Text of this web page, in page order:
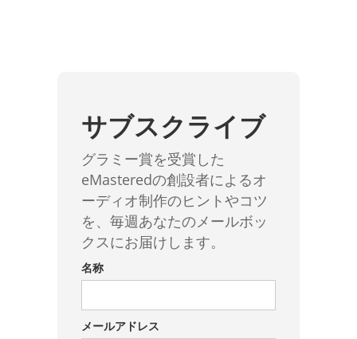
サブスクライブ
グラミー賞を受賞した
eMasteredの創設者によるオ
ーディオ制作のヒントやコツ
を、毎週あなたのメールボッ
クスにお届けします。
名称
メールアドレス